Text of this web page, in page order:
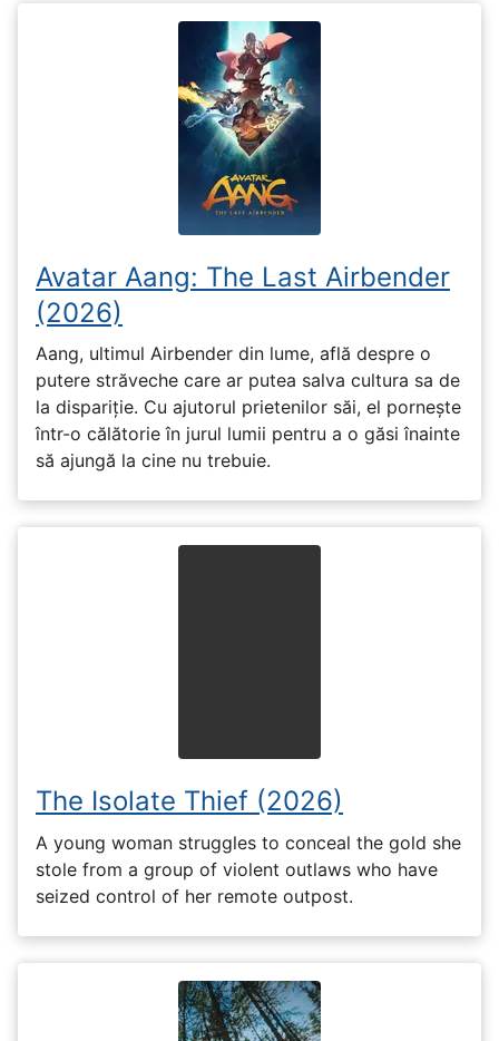
Avatar Aang: The Last Airbender
(2026)
Aang, ultimul Airbender din lume, află despre o
putere străveche care ar putea salva cultura sa de
la dispariție. Cu ajutorul prietenilor săi, el pornește
într-o călătorie în jurul lumii pentru a o găsi înainte
să ajungă la cine nu trebuie.
The Isolate Thief (2026)
A young woman struggles to conceal the gold she
stole from a group of violent outlaws who have
seized control of her remote outpost.